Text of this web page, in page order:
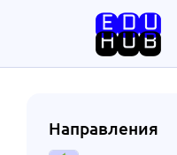
Направления